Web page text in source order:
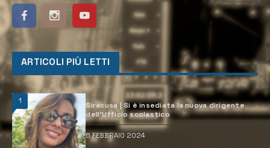
ARTICOLI PIÙ LETTI
1
Siracusa | Si è insediata la nuova dirigente
dell’Ufficio scolastico
6 FEBBRAIO 2024